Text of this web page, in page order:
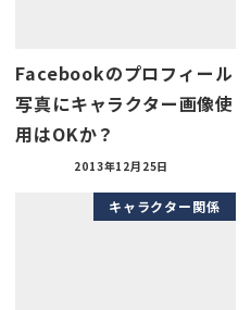
Facebookのプロフィール
写真にキャラクター画像使
用はOKか？
2013年12月25日
キャラクター関係